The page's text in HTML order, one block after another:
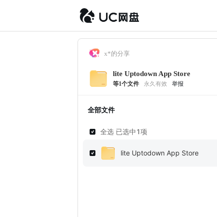
x*的分享
lite Uptodown App Store
等1个文件 永久有效 举报
全部文件
全选 已选中 1项
lite Uptodown App Store